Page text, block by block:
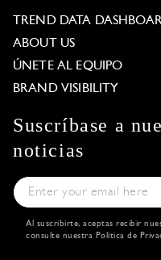
TREND DATA
ABOUT US
ÚNETE AL EQUIPO
BRAND VISIBILITY
Suscríbase a
noticias
Al suscribirte, aceptas recibir
consulte nuestra Política de